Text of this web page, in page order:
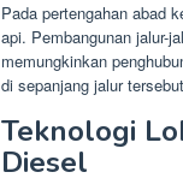
Pada pertengahan abad
api. Pembangunan jalur-
memungkinkan
di sepanjang jalur
Teknologi
Diesel